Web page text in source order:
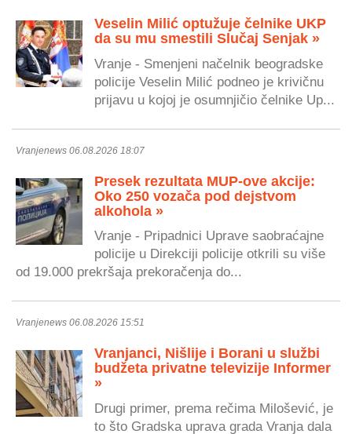
Veselin Milić optužuje čelnike UKP
da su mu smestili Slučaj Senjak »
Vranje - Smenjeni načelnik beogradske
policije Veselin Milić podneo je krivičnu
prijavu u kojoj je osumnjičio čelnike Up...
Vranjenews 06.08.2026 18:07
Presek rezultata MUP-ove akcije:
Oko 250 vozača pod dejstvom
alkohola »
Vranje - Pripadnici Uprave saobraćajne
policije u Direkciji policije otkrili su više
od 19.000 prekršaja prekoračenja do...
Vranjenews 06.08.2026 15:51
Vranjanci, Nišlije i Borani u službi
budžeta privatne televizije Informer
»
Drugi primer, prema rečima Milošević, je
to što Gradska uprava grada Vranja dala